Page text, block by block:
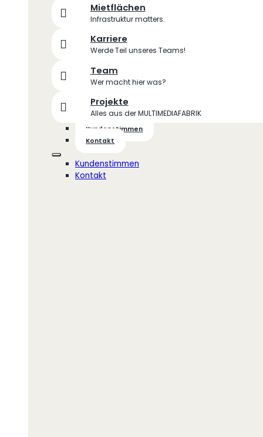
Mietflächen
Infrastruktur matters.
Karriere
Werde Teil unseres Teams!
Team
Wer macht hier was?
Projekte
Alles aus der MULTIMEDIAFABRIK
Kundenstimmen
Kontakt
Kundenstimmen
Kontakt